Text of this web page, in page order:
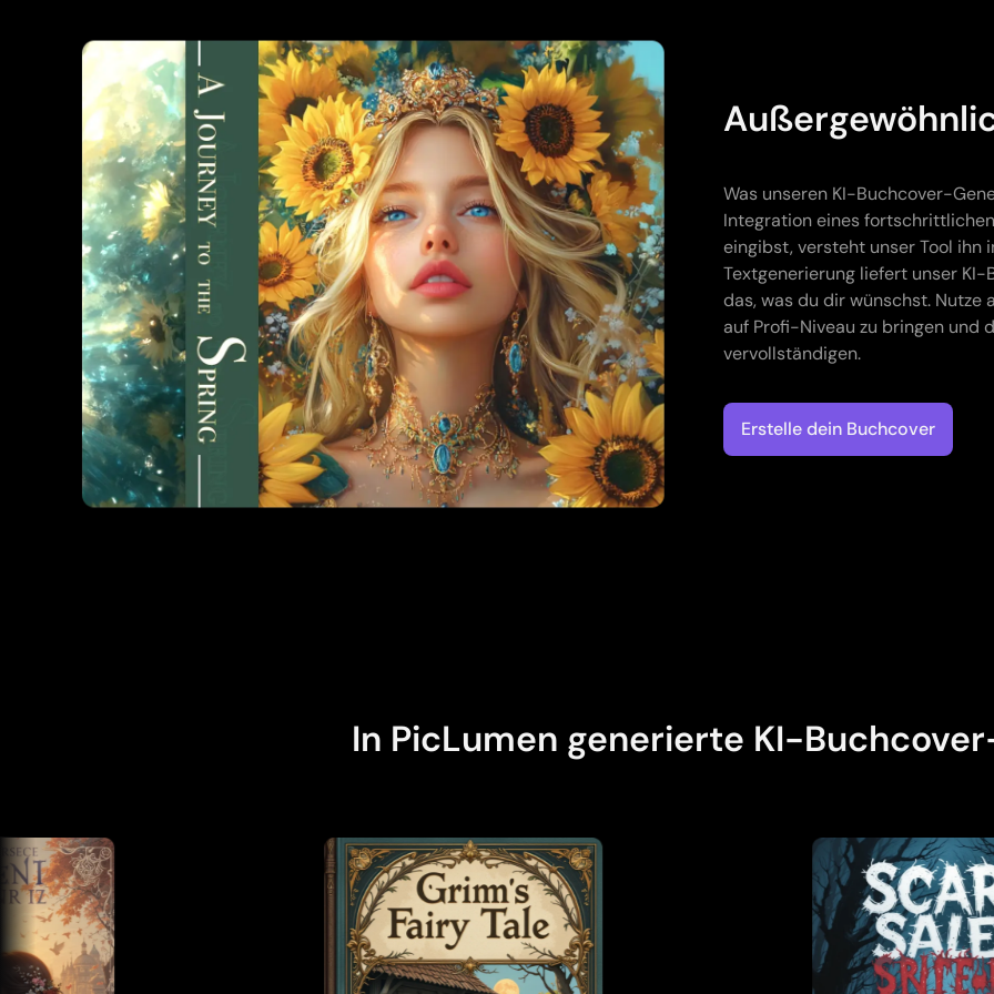
Was unseren KI-Buchcover-
Integration eines
eingibst, versteht unser Tool
Textgenerierung liefert unser
das, was du dir wünschst. Nutze
auf Profi-Niveau zu bringen und
vervollständigen.
Erstelle dein Buchcover
In PicLumen generierte KI-